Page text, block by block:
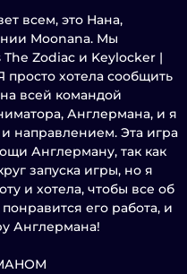
всем, это Нана,
Moonana. Мы
Zodiac и Keylocker |
хотела сообщить
всей командой
Англермана, и я
направлением. Эта игра
Англерману, так как
запуска игры, но я
и хотела, чтобы все об
его работа, и
Англермана!